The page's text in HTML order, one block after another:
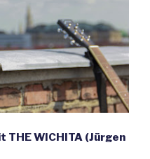
THE WICHITA (Jürgen